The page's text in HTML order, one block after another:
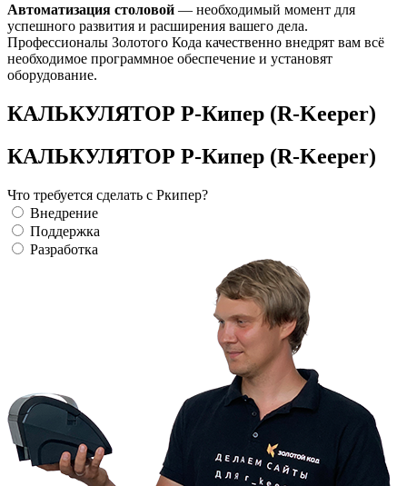
Автоматизация столовой — необходимый момент для
успешного развития и расширения вашего дела.
Профессионалы Золотого Кода качественно внедрят вам всё
необходимое программное обеспечение и установят
оборудование.
КАЛЬКУЛЯТОР Р-Кипер (R-Keeper)
КАЛЬКУЛЯТОР Р-Кипер (R-Keeper)
Что требуется сделать с Ркипер?
Внедрение
Поддержка
Разработка